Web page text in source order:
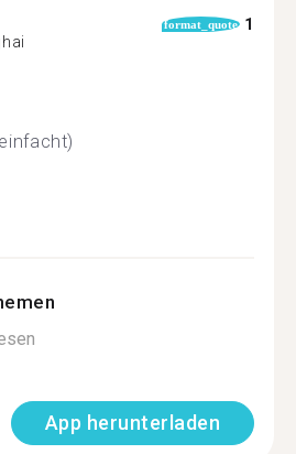
format_quote 1
App herunterladen